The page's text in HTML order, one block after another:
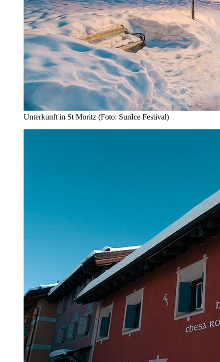
Unterkunft in St Moritz (Foto: SunIce Festival)